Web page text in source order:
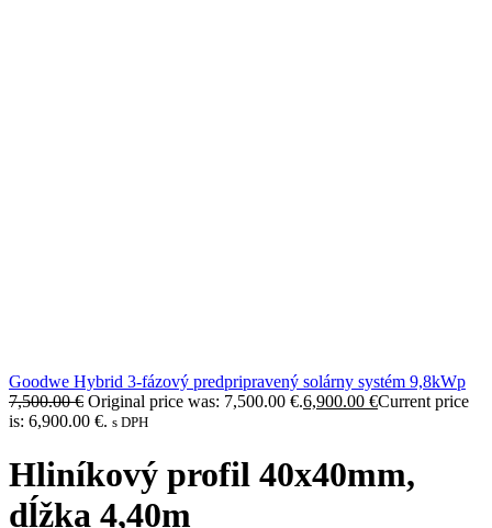
Goodwe Hybrid 3-fázový predpripravený solárny systém 9,8kWp
7,500.00€ Original price was: 7,500.00 €.6,900.00 €Current price
is: 6,900.00 €. s DPH
Hliníkový profil 40x40mm,
dĺžka 4,40m